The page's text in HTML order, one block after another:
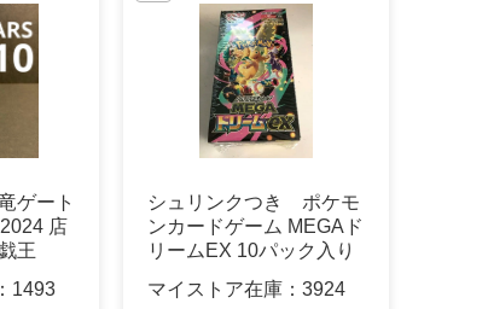
ゲート
店
王
1493
シュリンクつき ポケモ
ンカードゲーム MEGAド
リームEX 10パック入り
マイストア在庫： 3924